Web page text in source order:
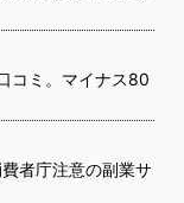
コミ。マイナス80
者庁注意の副業サ